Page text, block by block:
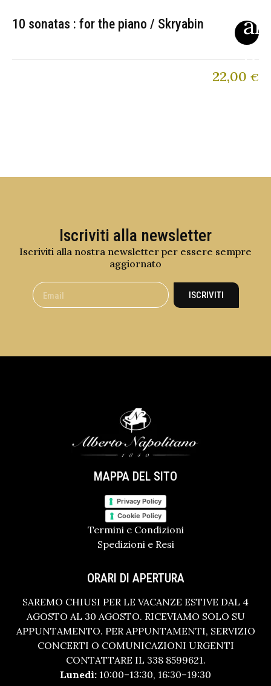
10 sonatas : for the piano / Skryabin
22,00 €
Iscriviti alla newsletter
Iscriviti alla nostra newsletter per essere sempre
aggiornato
ISCRIVITI
MAPPA DEL SITO
Privacy Policy
Cookie Policy
Termini e Condizioni
Spedizioni e Resi
ORARI DI APERTURA
SAREMO CHIUSI PER LE VACANZE ESTIVE DAL 4
AGOSTO AL 30 AGOSTO. RICEVIAMO SOLO SU
APPUNTAMENTO. PER APPUNTAMENTI, SERVIZIO
CONCERTI O COMUNICAZIONI URGENTI
CONTATTARE IL 338 8599621.
Lunedì: 10:00–13:30, 16:30–19:30